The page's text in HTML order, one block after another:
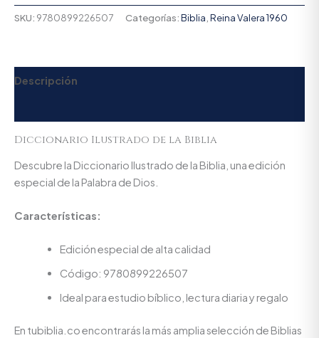
SKU: 9780899226507 Categorías:Biblia Reina Valera 1960
Descripción
Diccionario Ilustrado de la Biblia
Descubre la Diccionario Ilustrado de la Biblia, una edición
especial de la Palabra de Dios.
Características:
Edición especial de alta calidad
Código: 9780899226507
Ideal para estudio bíblico, lectura diaria y regalo
En tubiblia.co encontrarás la más amplia selección de Biblias